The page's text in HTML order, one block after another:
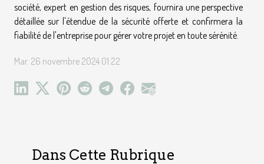
société, expert en gestion des risques, fournira une perspective
détaillée sur l'étendue de la sécurité offerte et confirmera la
fiabilité de l'entreprise pour gérer votre projet en toute sérénité.
Mar. 26 novembre 2024 01:22
Dans Cette Rubrique